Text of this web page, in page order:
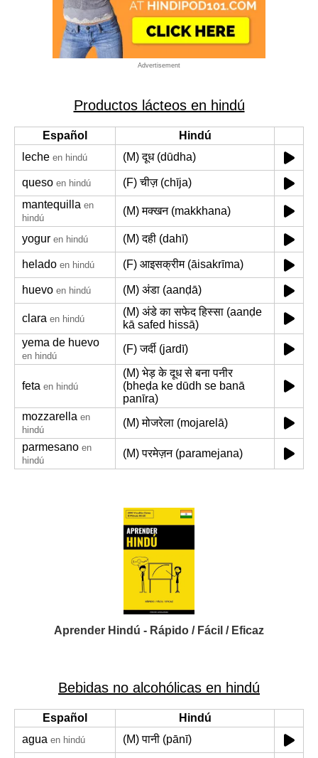
Advertisement
Productos lácteos en hindú
Español
Hindú
leche en hindú (M) दूध (dūdha)
queso en hindú
(F) चीज़ (chīja)
mantequilla en
hindú
(M) मक्खन (makkhana)
yogur en hindú (M) दही (dahī)
helado en hindú (F) आइसक्रीम (āisakrīma)
huevo en hindú (M) अंडा (aanḍā)
clara en hindú
(M) अंडे का सफेद हिस्सा (aanḍe
kā safed hissā)
yema de huevo
en hindú
(F) जर्दी (jardī)
feta en hindú
(M) भेड़ के दूध से बना पनीर
(bheḍa ke dūdh se banā
panīra)
mozzarella en
hindú
(M) मोजरेला (mojarelā)
parmesano en
hindú
(M) परमेज़न (paramejana)
Aprender Hindú - Rápido / Fácil / Eficaz
Bebidas no alcohólicas en hindú
Español
Hindú
agua en hindú (M) पानी (pānī)